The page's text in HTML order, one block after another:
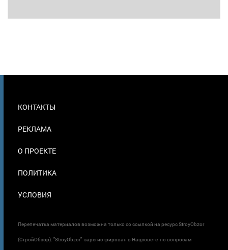
В
КОНТАКТЫ
РЕКЛАМА
О ПРОЕКТЕ
ПОЛИТИКА
УСЛОВИЯ
Перепечатка материалов возможна только со ссылкой на ресурс StroyObzor
(СтройОбзор). "StroyObzor" зарегистрирован в Нацсовете по вопросам